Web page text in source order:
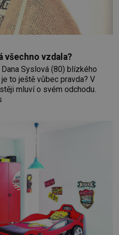
všechno vzdala?
Syslová (80) blízkého
to ještě vůbec pravda? V
mluví o svém odchodu.